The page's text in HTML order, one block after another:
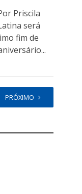
Priscila
será
fim de
PRÓXIMO